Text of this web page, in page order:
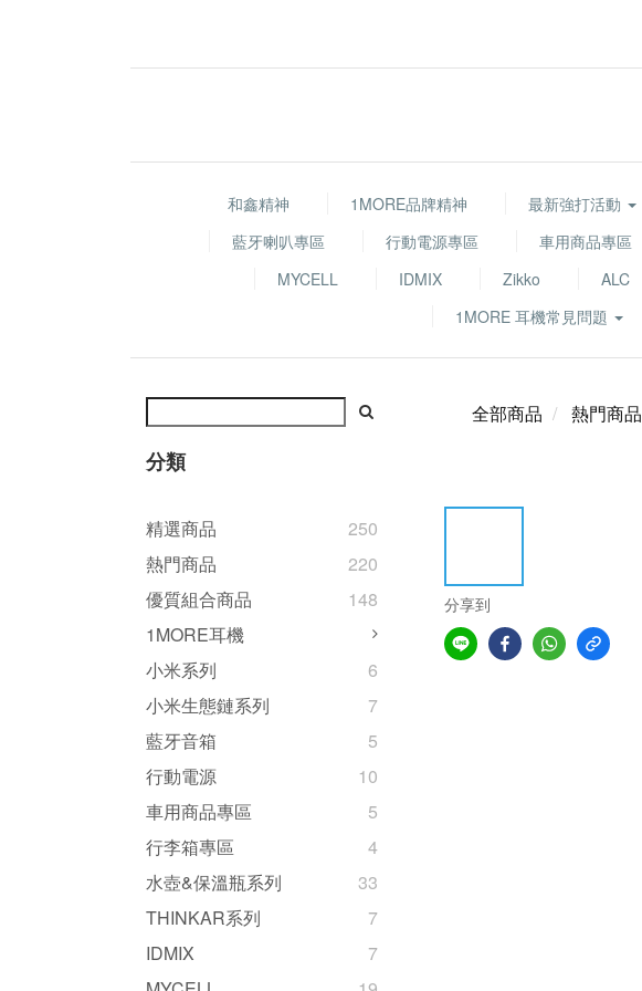
和鑫精神 1MORE品牌精神 最新強打活動
藍牙喇叭專區
行動電源專區 車用商品專區
MYCELL
IDMIX Zikko ALC
1MORE 耳機常見問題
分類
精選商品
250
熱門商品
220
優質組合商品
148
1MORE耳機
小米系列
6
小米生態鏈系列
7
藍牙音箱
5
行動電源
10
車用商品專區
5
行李箱專區
4
水壺&保溫瓶系列
33
THINKAR系列
7
IDMIX
7
全部商品 熱門商品
分享到